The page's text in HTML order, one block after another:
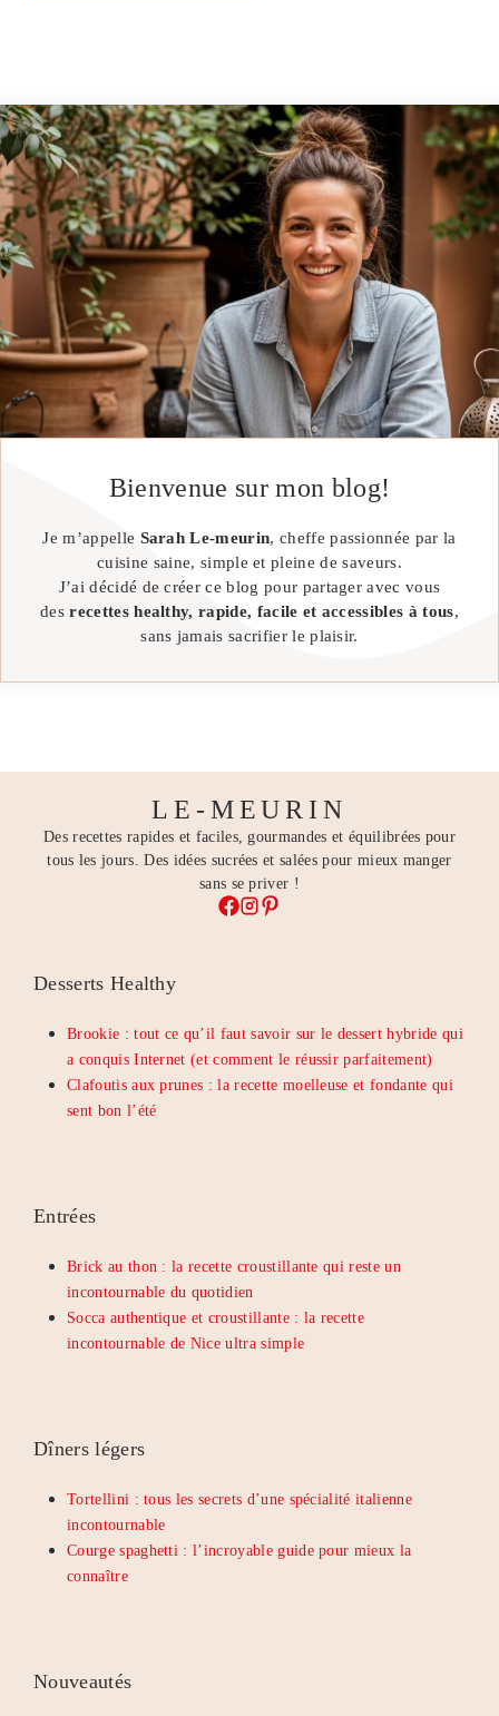
Bienvenue sur mon blog!
Je m’appelle Sarah Le-meurin, cheffe passionnée par la
cuisine saine, simple et pleine de saveurs.
J’ai décidé de créer ce blog pour partager avec vous
desrecettes healthy, rapide, facile et accessibles à tous,
sans jamais sacrifier le plaisir.
LE-MEURIN
Des recettes rapides et faciles, gourmandes et équilibrées pour
tous les jours. Des idées sucrées et salées pour mieux manger
sans se priver !
Desserts Healthy
Brookie : tout ce qu’il faut savoir sur le dessert hybride qui
a conquis Internet (et comment le réussir parfaitement)
Clafoutis aux prunes : la recette moelleuse et fondante qui
sent bon l’été
Entrées
Brick au thon : la recette croustillante qui reste un
incontournable du quotidien
Socca authentique et croustillante : la recette
incontournable de Nice ultra simple
Dîners légers
Tortellini : tous les secrets d’une spécialité italienne
incontournable
Courge spaghetti : l’incroyable guide pour mieux la
connaître
Nouveautés